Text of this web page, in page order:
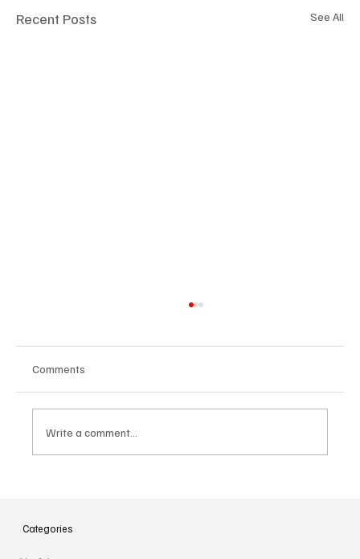
Recent Posts See All
նվիրում որոշում
Comments
Write a comment...
Categories